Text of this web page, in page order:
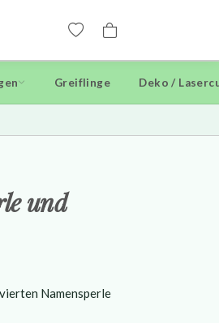
Greiflinge Deko /
und
Namensperle